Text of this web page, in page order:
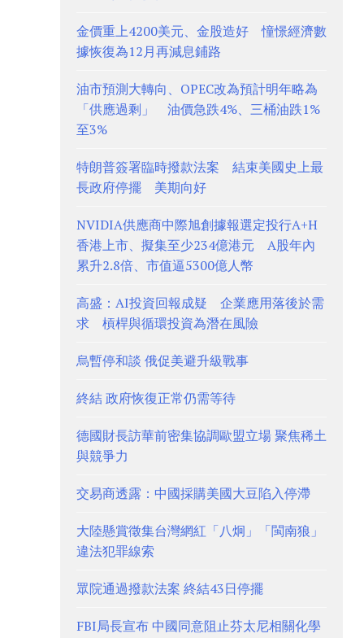
金價重上4200美元、金股造好 憧憬經濟數
據恢復為12月再減息鋪路
油市預測大轉向、OPEC改為預計明年略為
「供應過剩」 油價急跌4%、三桶油跌1%
至3%
特朗普簽署臨時撥款法案 結束美國史上最
長政府停擺 美期向好
NVIDIA供應商中際旭創據報選定投行A+H
香港上市、擬集至少234億港元 A股年內
累升2.8倍、市值逼5300億人幣
高盛：AI投資回報成疑 企業應用落後於需
求 槓桿與循環投資為潛在風險
烏暫停和談 俄促美避升級戰事
終結 政府恢復正常仍需等待
德國財長訪華前密集協調歐盟立場 聚焦稀土
與競爭力
交易商透露：中國採購美國大豆陷入停滯
大陸懸賞徵集台灣網紅「八炯」「閩南狼」
違法犯罪線索
眾院通過撥款法案 終結43日停擺
FBI局長宣布 中國同意阻止芬太尼相關化學